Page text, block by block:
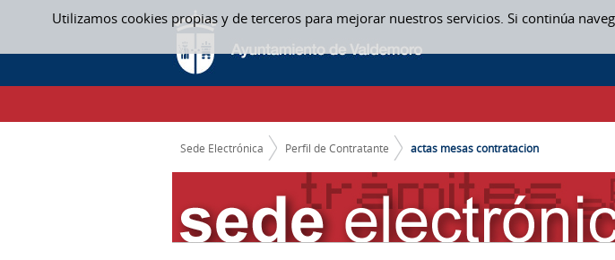
Utilizamos cookies propias y de terceros para mejorar nuestros servicios. Si continúa
Saltar al contenido
ACTAS MESA CONTRATACIÓN - ACTAS MESAS CONTRATACION
CAMINO DE MIGAS
Sede Electrónica Perfil de Contratante actas mesas contratacion